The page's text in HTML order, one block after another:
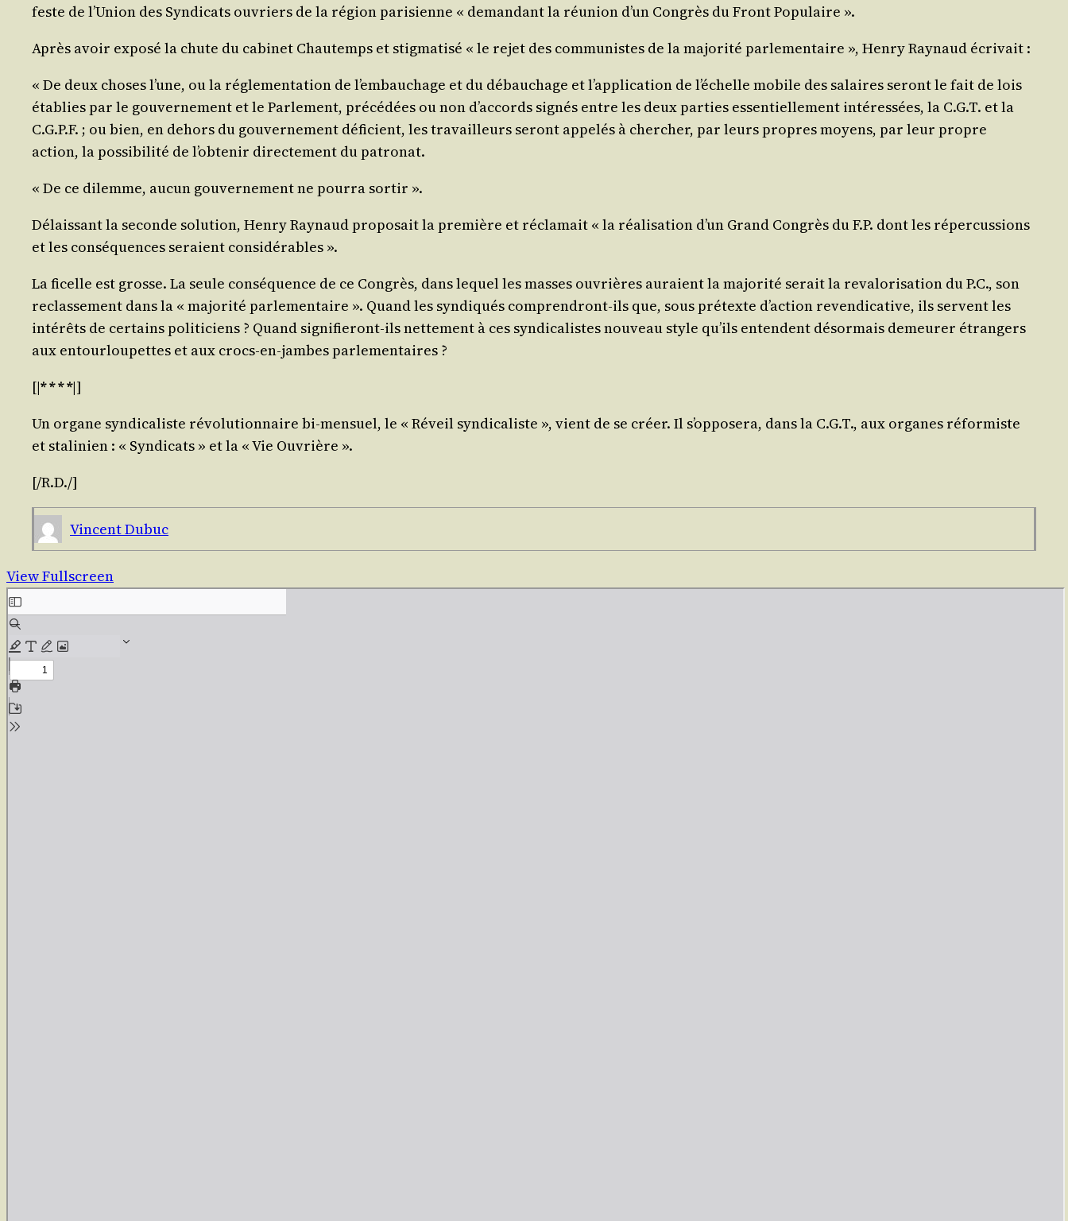
feste de l’U­nion des Syn­di­cats ouvriers de la région pari­sienne « deman­dant la réunion d’un Congrès du Front Populaire ».
Après avoir expo­sé la chute du cabi­net Chau­temps et stig­ma­ti­sé « le rejet des com­mu­nistes de la majo­ri­té par­le­men­taire », Hen­ry Ray­naud écrivait :
« De deux choses l’une, ou la régle­men­ta­tion de l’embauchage et du débau­chage et l’ap­pli­ca­tion de l’é­chelle mobile des salaires seront le fait de lois
éta­blies par le gou­ver­ne­ment et le Par­le­ment, pré­cé­dées ou non d’ac­cords signés entre les deux par­ties essen­tiel­le­ment inté­res­sées, la C.G.T. et la
C.G.P.F. ; ou bien, en dehors du gou­ver­ne­ment défi­cient, les tra­vailleurs seront appe­lés à cher­cher, par leurs propres moyens, par leur propre
action, la pos­si­bi­li­té de l’ob­te­nir direc­te­ment du patronat.
« De ce dilemme, aucun gou­ver­ne­ment ne pour­ra sortir ».
Délais­sant la seconde solu­tion, Hen­ry Ray­naud pro­po­sait la pre­mière et récla­mait « la réa­li­sa­tion d’un Grand Congrès du F.P. dont les réper­cus­sions
et les consé­quences seraient considérables ».
La ficelle est grosse. La seule consé­quence de ce Congrès, dans lequel les masses ouvrières auraient la majo­ri­té serait la reva­lo­ri­sa­tion du P.C., son
reclas­se­ment dans la « majo­ri­té par­le­men­taire ». Quand les syn­di­qués com­pren­dront-ils que, sous pré­texte d’ac­tion reven­di­ca­tive, ils servent les
inté­rêts de cer­tains poli­ti­ciens ? Quand signi­fie­ront-ils net­te­ment à ces syn­di­ca­listes nou­veau style qu’ils entendent désor­mais demeu­rer étran­gers
aux entour­lou­pettes et aux crocs-en-jambes parlementaires ?
[|* * * *|]
Un organe syn­di­ca­liste révo­lu­tion­naire bi-men­suel, le « Réveil syn­di­ca­liste », vient de se créer. Il s’op­po­se­ra, dans la C.G.T., aux organes réfor­miste
et sta­li­nien : « Syn­di­cats » et la « Vie Ouvrière ».
[/R.D./]
Vincent Dubuc
View Fullscreen